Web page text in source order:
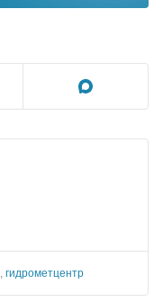
гидрометцентр